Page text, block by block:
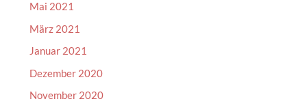
Mai 2021
März 2021
Januar 2021
Dezember 2020
November 2020